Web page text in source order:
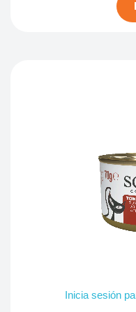
Inicia sesión